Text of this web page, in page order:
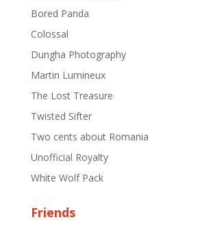
Bored Panda
Colossal
Dungha Photography
Martin Lumineux
The Lost Treasure
Twisted Sifter
Two cents about Romania
Unofficial Royalty
White Wolf Pack
Friends